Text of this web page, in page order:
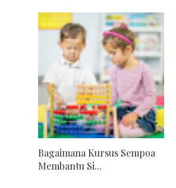
Bagaimana Kursus Sempoa
Membantu Si...